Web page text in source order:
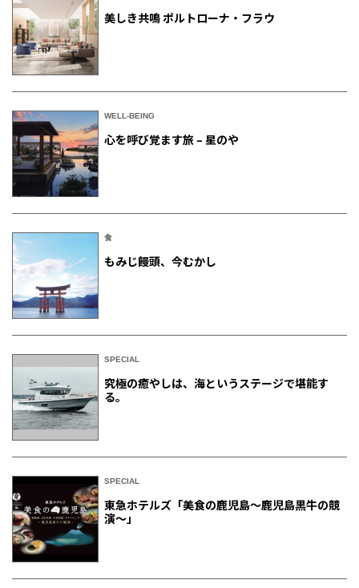
美しき共鳴 ポルトローナ・フラウ
WELL-BEING
心を呼び覚ます旅 – 星のや
食
もみじ饅頭、今むかし
SPECIAL
究極の癒やしは、海というステージで堪能す
る。
SPECIAL
東急ホテルズ「美食の鹿児島～鹿児島黒牛の競
演～」